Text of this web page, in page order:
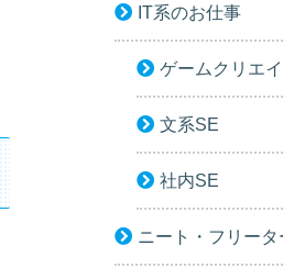
IT系のお仕事
ゲームクリエ
文系SE
社内SE
ニート・フリー